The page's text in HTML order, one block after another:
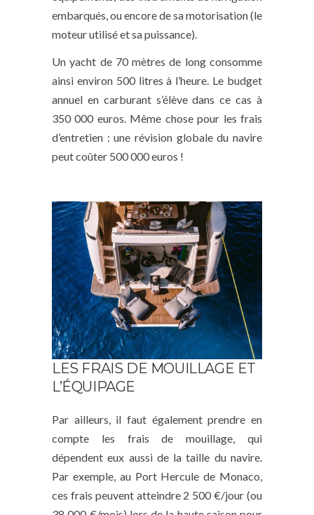
embarqués, ou encore de sa motorisation (le
moteur utilisé et sa puissance).
Un yacht de 70 mètres de long consomme
ainsi environ 500 litres à l’heure. Le budget
annuel en carburant s’élève dans ce cas à
350 000 euros. Même chose pour les frais
d’entretien : une révision globale du navire
peut coûter 500 000 euros !
LES FRAIS DE MOUILLAGE ET
L’ÉQUIPAGE
Par ailleurs, il faut également prendre en
compte les frais de mouillage, qui
dépendent eux aussi de la taille du navire.
Par exemple, au Port Hercule de Monaco,
ces frais peuvent atteindre 2 500 €/jour (ou